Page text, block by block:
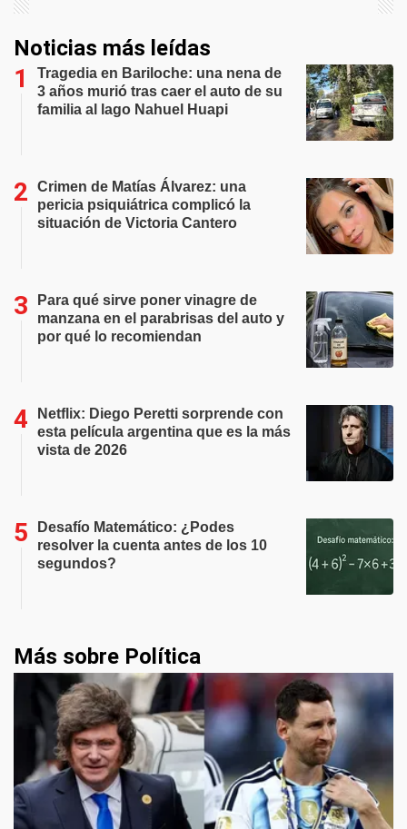
Noticias más leídas
Tragedia en Bariloche: una nena de
3 años murió tras caer el auto de su
familia al lago Nahuel Huapi
Crimen de Matías Álvarez: una
pericia psiquiátrica complicó la
situación de Victoria Cantero
Para qué sirve poner vinagre de
manzana en el parabrisas del auto y
por qué lo recomiendan
Netflix: Diego Peretti sorprende con
esta película argentina que es la más
vista de 2026
Desafío Matemático: ¿Podes
resolver la cuenta antes de los 10
segundos?
Más sobre Política